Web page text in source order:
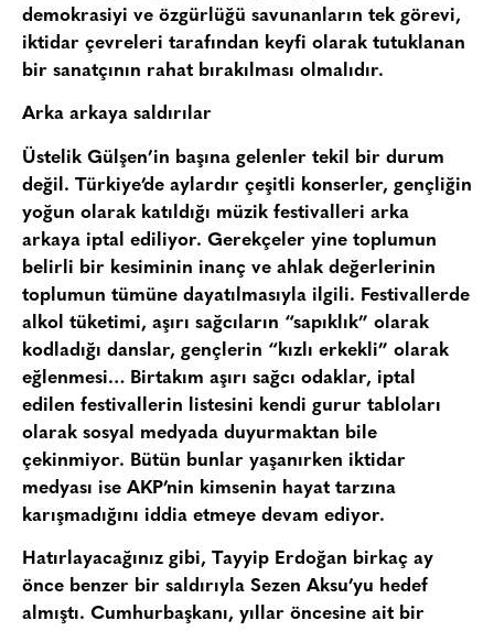
demokrasiyi ve özgürlüğü savunanların tek görevi,
iktidar çevreleri tarafından keyfi olarak tutuklanan
bir sanatçının rahat bırakılması olmalıdır.
Arka arkaya saldırılar
Üstelik Gülşen’in başına gelenler tekil bir durum
değil. Türkiye’de aylardır çeşitli konserler, gençliğin
yoğun olarak katıldığı müzik festivalleri arka
arkaya iptal ediliyor. Gerekçeler yine toplumun
belirli bir kesiminin inanç ve ahlak değerlerinin
toplumun tümüne dayatılmasıyla ilgili. Festivallerde
alkol tüketimi, aşırı sağcıların “sapıklık” olarak
kodladığı danslar, gençlerin “kızlı erkekli” olarak
eğlenmesi… Birtakım aşırı sağcı odaklar, iptal
edilen festivallerin listesini kendi gurur tabloları
olarak sosyal medyada duyurmaktan bile
çekinmiyor. Bütün bunlar yaşanırken iktidar
medyası ise AKP’nin kimsenin hayat tarzına
karışmadığını iddia etmeye devam ediyor.
Hatırlayacağınız gibi, Tayyip Erdoğan birkaç ay
önce benzer bir saldırıyla Sezen Aksu’yu hedef
almıştı. Cumhurbaşkanı, yıllar öncesine ait bir